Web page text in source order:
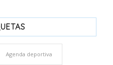
Agenda deportiva